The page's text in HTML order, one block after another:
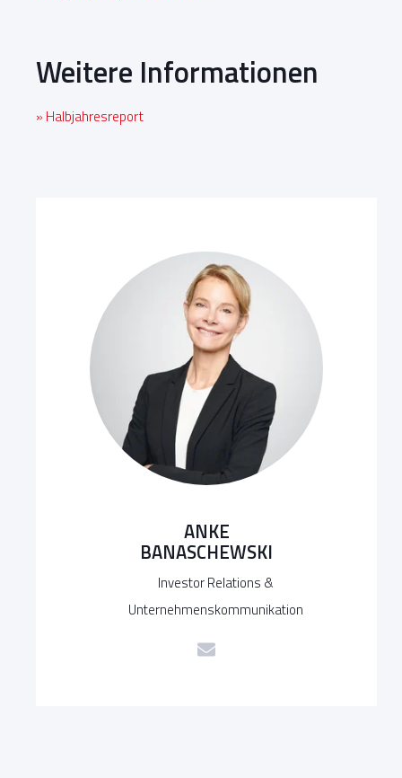
Weitere Informationen
» Halbjahresreport
ANKE
BANASCHEWSKI
Investor Relations &
Unternehmenskommunikation